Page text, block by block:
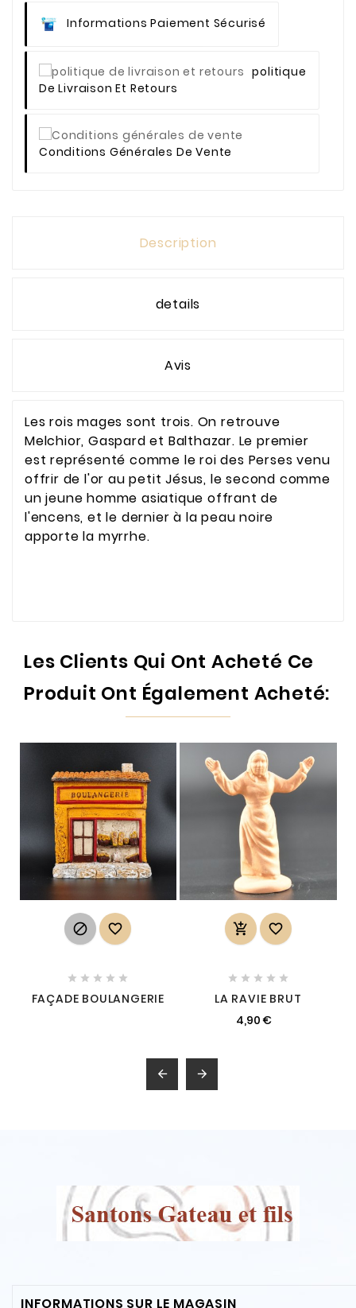
Informations Paiement Sécurisé
Politique
De Livraison Et Retours
Conditions Générales De Vente
Description
details
Avis
Les rois mages sont trois. On retrouve
Melchior, Gaspard et Balthazar. Le premier
est représenté comme le roi des Perses venu
offrir de l'or au petit Jésus, le second comme
un jeune homme asiatique offrant de
l'encens, et le dernier à la peau noire
apporte la myrrhe.
Les Clients Qui Ont Acheté Ce
Produit Ont Également Acheté:
 
    
FAÇADE BOULANGERIE
 
    
LA RAVIE BRUT
4,90 €
 
INFORMATIONS SUR LE MAGASIN